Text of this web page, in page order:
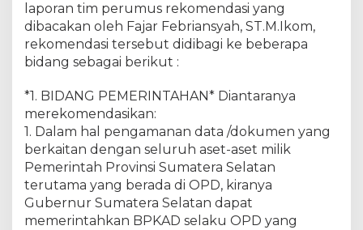
laporan tim perumus rekomendasi yang
dibacakan oleh Fajar Febriansyah, ST.M.Ikom,
rekomendasi tersebut didibagi ke beberapa
bidang sebagai berikut :
*1. BIDANG PEMERINTAHAN* Diantaranya
merekomendasikan:
1. Dalam hal pengamanan data /dokumen yang
berkaitan dengan seluruh aset-aset milik
Pemerintah Provinsi Sumatera Selatan
terutama yang berada di OPD, kiranya
Gubernur Sumatera Selatan dapat
memerintahkan BPKAD selaku OPD yang